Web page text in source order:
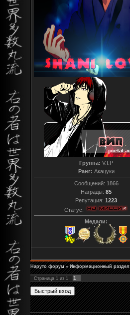
Группа: V.I.P
Ранг: Акацуки
Сообщений: 1866
Награды: 85
Репутация: 1223
Статус:
Медали:
Наруто форум » Информационный раздел
Страница 1 из 1 1